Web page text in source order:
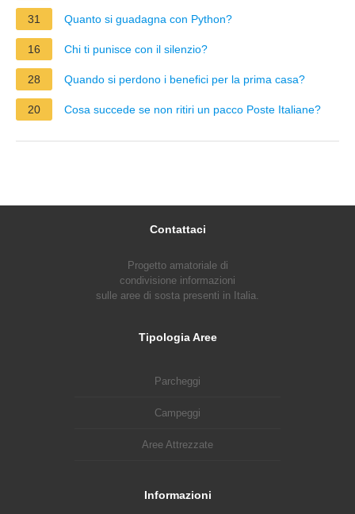
31 Quanto si guadagna con Python?
16 Chi ti punisce con il silenzio?
28 Quando si perdono i benefici per la prima casa?
20 Cosa succede se non ritiri un pacco Poste Italiane?
Contattaci
Progetto amatoriale di
condivisione informazioni
sulle aree di sosta presenti in Italia.
Tipologia Aree
Parcheggi
Campeggi
Aree Attrezzate
Informazioni